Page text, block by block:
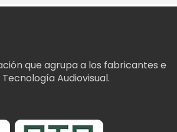
que agrupa a los fabricantes e
Audiovisual.